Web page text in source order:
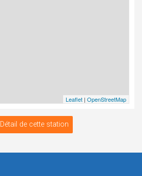
Leaflet | OpenStreetMap
Détail de cette station